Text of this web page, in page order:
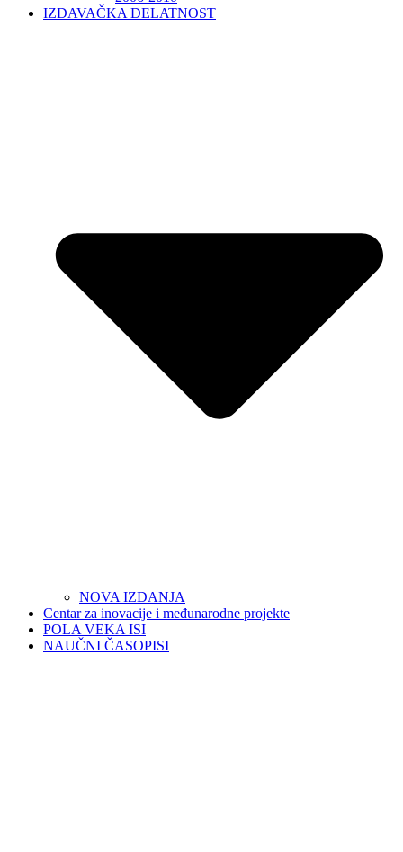
IZDAVAČKA DELATNOST
NOVA IZDANJA
Centar za inovacije i međunarodne projekte
POLA VEKA ISI
NAUČNI ČASOPISI